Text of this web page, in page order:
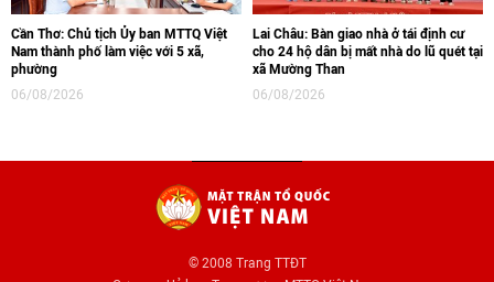
Cần Thơ: Chủ tịch Ủy ban MTTQ Việt
Nam thành phố làm việc với 5 xã,
phường
06/08/2026
Lai Châu: Bàn giao nhà ở tái định cư
cho 24 hộ dân bị mất nhà do lũ quét tại
xã Mường Than
06/08/2026
© 2008 Trang TTĐT